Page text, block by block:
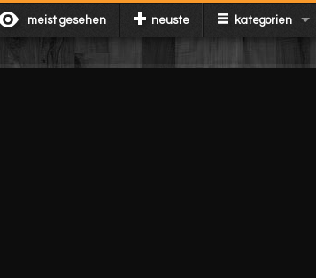
meist gesehen neuste kategorien